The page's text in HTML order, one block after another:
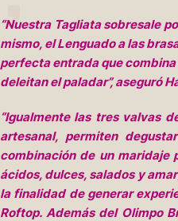
“Nuestra Tagliata sobresale
mismo, el Lenguado a las
perfecta entrada que
deleitan el paladar”, aseguró
“Igualmente las tres valvas
artesanal, permiten
combinación de un maridaje
ácidos, dulces, salados y
la finalidad de generar
Roftop. Además del Olimpo